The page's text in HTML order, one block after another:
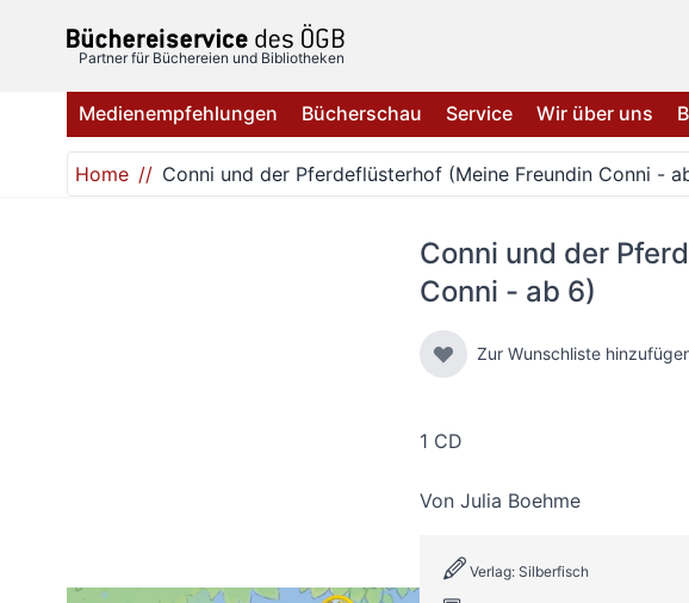
Partner für Büchereien und Bibliotheken
Medienempfehlungen Bücherschau Service Wir über uns
Home Conni und der Pferdeflüsterhof (Meine Freundin Conni -
Conni und der
Conni - ab 6)
Zur Wunschliste
1 CD
Von Julia Boehme
Verlag: Silberfisch